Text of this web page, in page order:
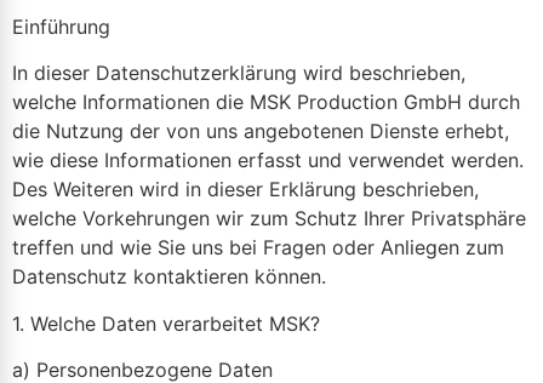
Einführung
In dieser Datenschutzerklärung wird beschrieben,
welche Informationen die MSK Production GmbH durch
die Nutzung der von uns angebotenen Dienste erhebt,
wie diese Informationen erfasst und verwendet werden.
Des Weiteren wird in dieser Erklärung beschrieben,
welche Vorkehrungen wir zum Schutz Ihrer Privatsphäre
treffen und wie Sie uns bei Fragen oder Anliegen zum
Datenschutz kontaktieren können.
1. Welche Daten verarbeitet MSK?
a) Personenbezogene Daten